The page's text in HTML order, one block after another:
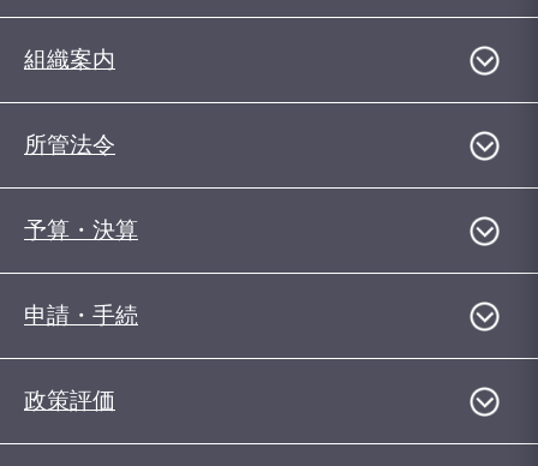
組織案内
所管法令
予算・決算
申請・手続
政策評価